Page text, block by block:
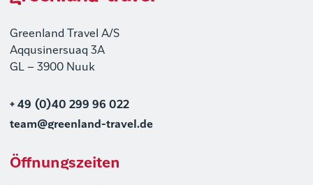
Greenland Travel A/S
Aqqusinersuaq 3A
GL – 3900 Nuuk
+ 49 (0)40 299 96 022
team@greenland-travel.de
Öffnungszeiten